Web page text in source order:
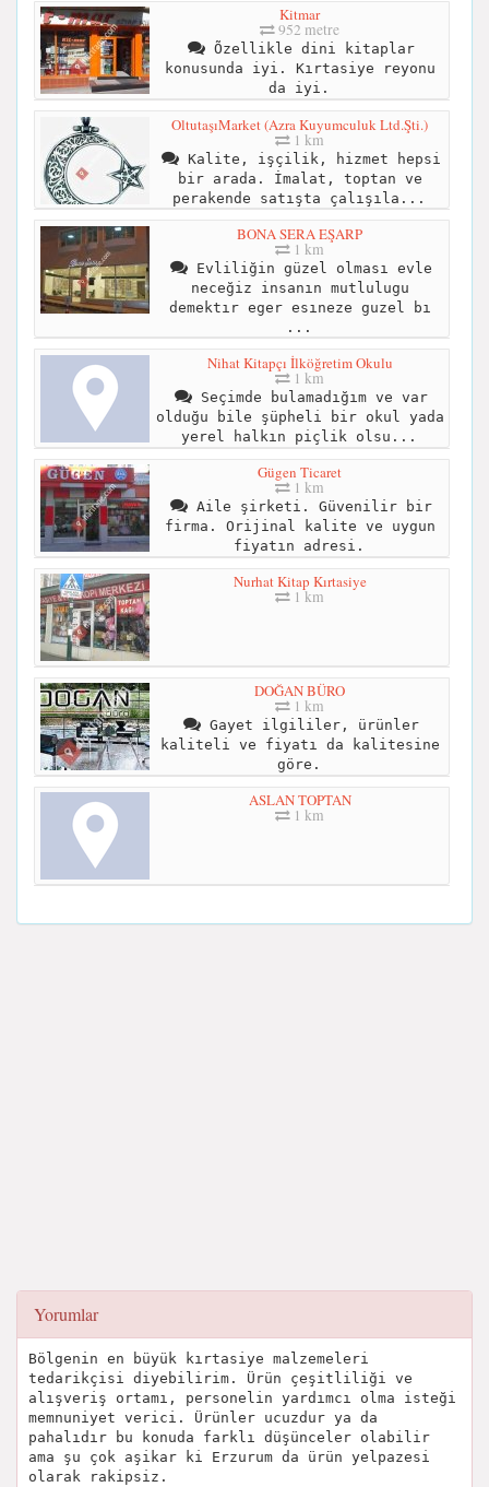
Kitmar
952 metre
Õzellikle dini kitaplar
konusunda iyi. Kırtasiye reyonu
da iyi.
OltutaşıMarket (Azra Kuyumculuk Ltd.Şti.)
1 km
Kalite, işçilik, hizmet hepsi
bir arada. İmalat, toptan ve
perakende satışta çalışıla...
BONA SERA EŞARP
1 km
Evliliğin güzel olması evle
neceğiz insanın mutlulugu
demektır eger esıneze guzel bı
...
Nihat Kitapçı İlköğretim Okulu
1 km
Seçimde bulamadığım ve var
olduğu bile şüpheli bir okul yada
yerel halkın piçlik olsu...
Gügen Ticaret
1 km
Aile şirketi. Güvenilir bir
firma. Orijinal kalite ve uygun
fiyatın adresi.
Nurhat Kitap Kırtasiye
1 km
DOĞAN BÜRO
1 km
Gayet ilgililer, ürünler
kaliteli ve fiyatı da kalitesine
göre.
ASLAN TOPTAN
1 km
Yorumlar
Bölgenin en büyük kırtasiye malzemeleri
tedarikçisi diyebilirim. Ürün çeşitliliği ve
alışveriş ortamı, personelin yardımcı olma isteği
memnuniyet verici. Ürünler ucuzdur ya da
pahalıdır bu konuda farklı düşünceler olabilir
ama şu çok aşikar ki Erzurum da ürün yelpazesi
olarak rakipsiz.